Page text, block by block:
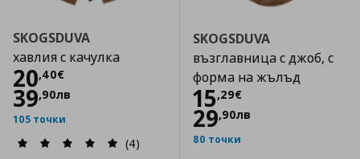
SKOGSDUVA
хавлия с качулка
20,40€
Цена
39,90лв
105 точки
(4)
SKOGSDUVA
възглавница с джоб, с
форма на жълъд
15,29€
Цена
29,90лв
80 точки